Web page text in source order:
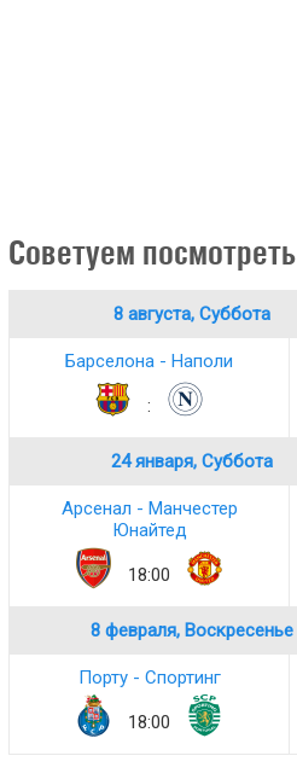
Советуем посмотреть
8 августа, Суббота
Барселона - Наполи
:
24 января, Суббота
Арсенал - Манчестер
Юнайтед
18:00
8 февраля, Воскресенье
Порту - Спортинг
18:00